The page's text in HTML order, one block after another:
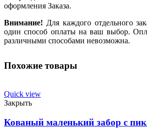
оформления Заказа.
Внимание! Для каждого отдельного
один способ оплаты на ваш выбор.
различными способами невозможна.
Похожие товары
Quick view
Закрыть
Кованый маленький забор с